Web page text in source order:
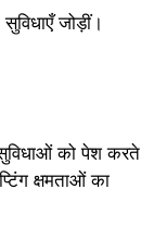
जोड़ीं।
को पेश करते
क्षमताओं का